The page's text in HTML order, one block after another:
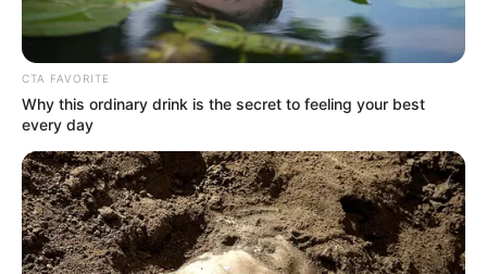
CTA FAVORITE
Why this ordinary drink is the secret to feeling your best
every day